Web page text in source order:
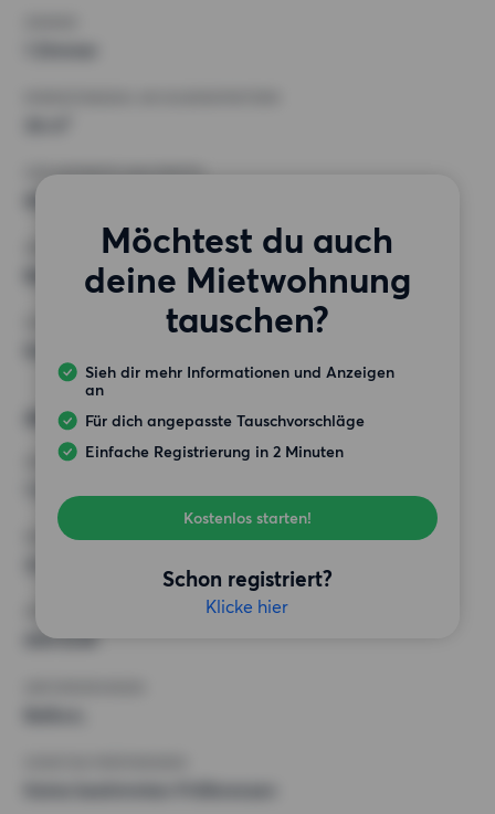
Möchtest du auch
deine Mietwohnung
tauschen?
Sieh dir mehr Informationen und Anzeigen
an
Für dich angepasste Tauschvorschläge
Einfache Registrierung in 2 Minuten
Kostenlos starten!
Schon registriert?
Klicke hier
HÖCHSTMIETE (KALTMIETE)
ANFORDERUNGEN
Balkon,
SONSTIGE PRÄFERENZEN
Alternative Wünsche
ZIMMER
MINDESTANZAHL AN QUADRATMETERN
600 EUR